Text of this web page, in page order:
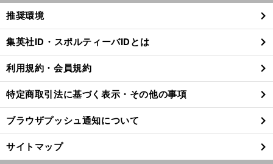
閉
る
推奨環境
集英社ID・スポルティーバIDとは
利用規約・会員規約
特定商取引法に基づく表示・その他の事項
ブラウザプッシュ通知について
サイトマップ